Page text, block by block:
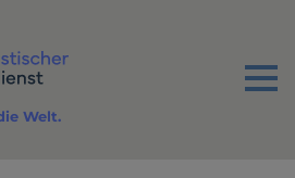
Menu
Welt.